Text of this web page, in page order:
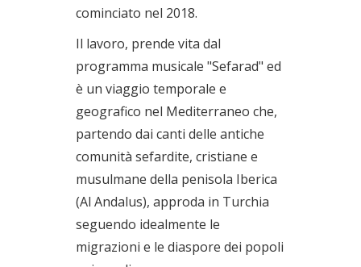
cominciato nel 2018.
Il lavoro, prende vita dal
programma musicale "Sefarad" ed
è un viaggio temporale e
geografico nel Mediterraneo che,
partendo dai canti delle antiche
comunità sefardite, cristiane e
musulmane della penisola Iberica
(Al Andalus), approda in Turchia
seguendo idealmente le
migrazioni e le diaspore dei popoli